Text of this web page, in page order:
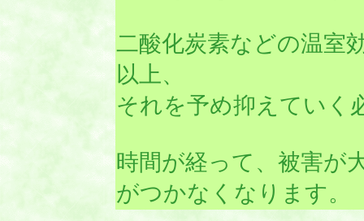
二酸化炭素などの温室
以上、
それを予め抑えていく
時間が経って、被害が
がつかなくなります。